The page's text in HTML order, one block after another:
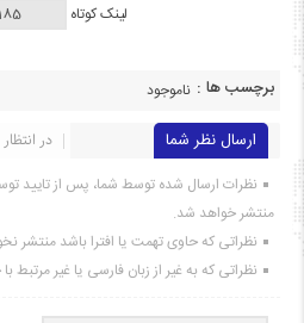
لینک کوتاه
برچسب ها : ناموجود
ارسال نظر شما
در
نظرات ارسال شده توسط شما، پس از تایید
منتشر خواهد شد.
نظراتی که حاوی تهمت یا افترا باشد منتشر
نظراتی که به غیر از زبان فارسی یا غیر